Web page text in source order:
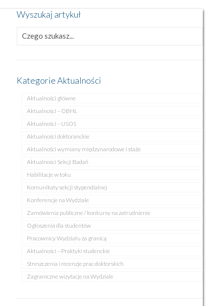
Wyszukaj artykuł
Kategorie Aktualności
Aktualności główne
Aktualności – OBHL
Aktualności – USOS
Aktualności doktoranckie
Aktualności wymiany międzynarodowe i staże
Aktualności Sekcji Badań
Habilitacje w toku
Komunikaty sekcji stypendialnej
Konferencje na Wydziale
Zamówienia publiczne / konkursy na zatrudnienie
Ogłoszenia dla studentów
Pracownicy Wydziału za granicą
Aktualności – Praktyki studenckie
Streszczenia i recenzje prac doktorskich
Zagraniczne wizytacje na Wydziale